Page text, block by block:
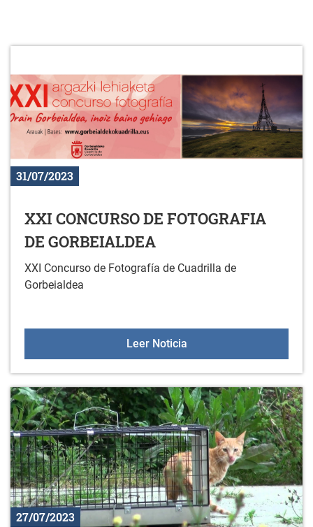
31/07/2023
XXI CONCURSO DE FOTOGRAFIA
DE GORBEIALDEA
XXI Concurso de Fotografía de Cuadrilla de
Gorbeialdea
Leer NoticiaXXI CONCURSO DE
27/07/2023